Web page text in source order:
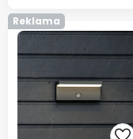
Reklama